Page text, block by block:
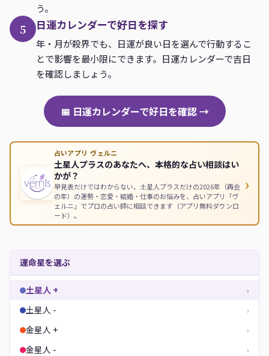
う。
5 日運カレンダーで好日を探す
年・月が殺界でも、日運が良い日を選んで行動するこ
とで影響を最小限にできます。日運カレンダーで吉日
を確認しましょう。
📅 日運カレンダーで好日を確認 →
占いアプリ ヴェルニ
土星人プラスのあなたへ、本格的な占い相談はい
かが？
早見表だけではわからない、土星人プラスだけの2026年（再会
の年）の運勢・恋愛・結婚・仕事のお悩みを、占いアプリ「ヴ
ェルニ」でプロの占い師に相談できます（アプリ無料ダウンロ
ード）。
›
運命星を選ぶ
土星人 + ›
土星人 - ›
金星人 + ›
金星人 - ›